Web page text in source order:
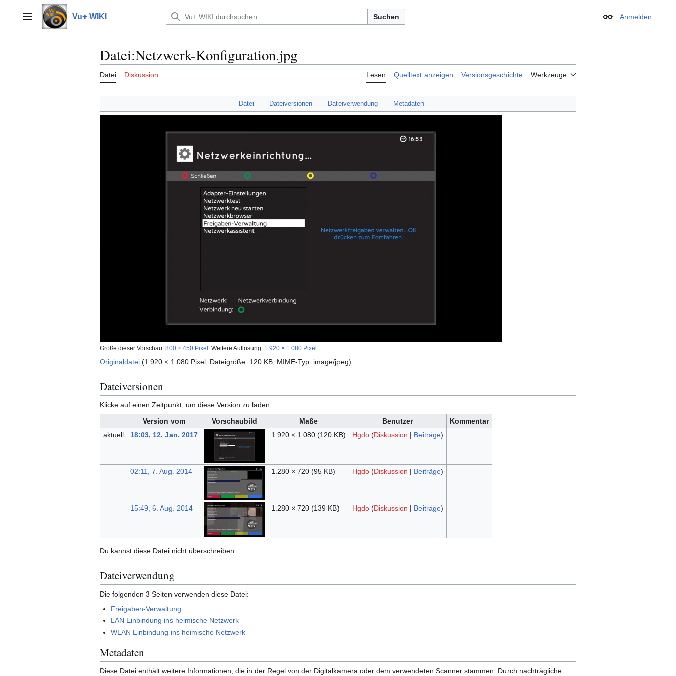
springenHauptmenü Vu+ WIKI Suchen Erscheinungsbild
Anmelden
Datei:Netzwerk-Konfiguration.jpg
Datei Diskussion Lesen Quelltext anzeigen Versionsgeschichte Werkzeuge
Datei Dateiversionen Dateiverwendung Metadaten
Größe dieser Vorschau: 800 × 450 Pixel Weitere Auflösung: 1.920 × 1.080 Pixel
Originaldatei (1.920 × 1.080 Pixel, Dateigröße: 120 KB, MIME-Typ: image/jpeg)
Dateiversionen
Klicke auf einen Zeitpunkt, um diese Version zu laden.
Version vom
Vorschaubild Maße Benutzer
Kommentar
aktuell
18:03, 12. Jan. 2017 1.920 × 1.080 (120 KB) Hgdo (Diskussion | Beiträge)
02:11, 7. Aug. 2014 1.280 × 720 (95 KB) Hgdo (Diskussion | Beiträge)
15:49, 6. Aug. 2014 1.280 × 720 (139 KB) Hgdo (Diskussion | Beiträge)
Du kannst diese Datei nicht überschreiben.
Dateiverwendung
Die folgenden 3 Seiten verwenden diese Datei:
Freigaben-Verwaltung
LAN Einbindung ins heimische Netzwerk
WLAN Einbindung ins heimische Netzwerk
Metadaten
Diese Datei enthält weitere Informationen, die in der Regel von der Digitalkamera oder dem verwendeten Scanner stammen. Durch nachträgliche